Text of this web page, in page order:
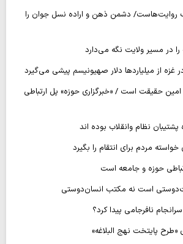
روایت‌هاست/ دشمن ذهن و اراده نسل جوان را
در مسیر ولایت نگه می‌دارد
امین حقیقت است / «خبرگزاری حوزه» پل ارتباطی
نظام وانقلاب بوده اند
مردم برای انتقام را بگیرد
حوزه و جامعه است
است نه مکتب انسان‌دوستی
نافرجامی پیدا کرد؟
پایتخت نهج البلاغه»